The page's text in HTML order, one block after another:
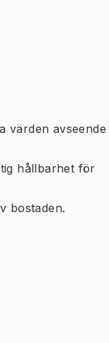
värden avseende
hållbarhet för
bostaden.